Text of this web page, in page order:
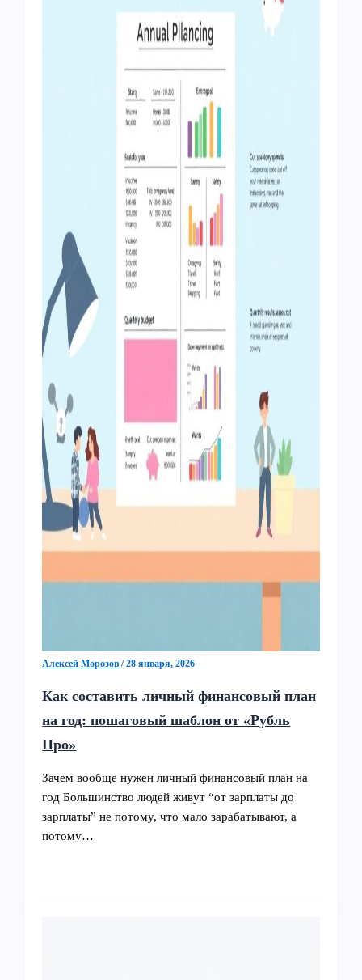
Алексей Морозов/28 января, 2026
Как составить личный финансовый план
на год: пошаговый шаблон от «Рубль
Про»
Зачем вообще нужен личный финансовый план на
год Большинство людей живут “от зарплаты до
зарплаты” не потому, что мало зарабатывают, а
потому…